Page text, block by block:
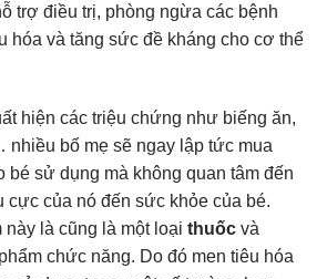
trợ điều trị, phòng ngừa các bệnh
hóa và tăng sức đề kháng cho cơ thể
hiện các triệu chứng như biếng ăn,
nhiều bố mẹ sẽ ngay lập tức mua
bé sử dụng mà không quan tâm đến
cực của nó đến sức khỏe của bé.
này là cũng là một loại thuốc và
chức năng. Do đó men tiêu hóa